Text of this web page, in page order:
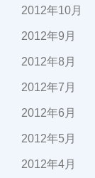
2012年10月
2012年9月
2012年8月
2012年7月
2012年6月
2012年5月
2012年4月